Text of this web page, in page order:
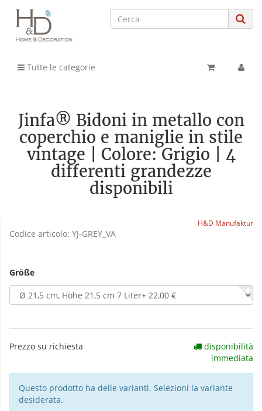
Tutte le categorie
Jinfa® Bidoni in metallo con
coperchio e maniglie in stile
vintage | Colore: Grigio | 4
differenti grandezze
disponibili
H&D Manufaktur
Codice articolo: YJ-GREY_VA
Größe
Prezzo su richiesta
disponibilità
immediata
Questo prodotto ha delle varianti. Selezioni la variante
desiderata.